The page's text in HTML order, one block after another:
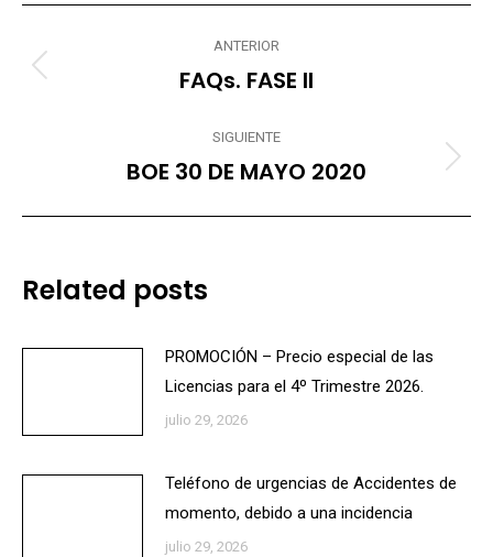
Navegación
entre
publicaciones
ANTERIOR
Publicación
FAQs. FASE II
SIGUIENTE
Publicación
BOE 30 DE MAYO 2020
Related posts
PROMOCIÓN – Precio especial de las
Licencias para el 4º Trimestre 2026.
julio 29, 2026
Teléfono de urgencias de Accidentes de
momento, debido a una incidencia
julio 29, 2026